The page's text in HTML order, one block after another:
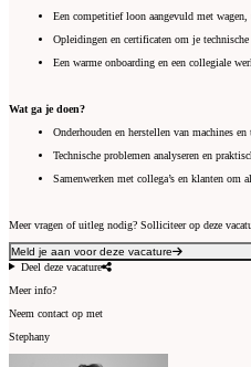
Een competitief loon aangevuld met wagen,
Opleidingen en certificaten om je
Een warme onboarding en een collegiale
Wat ga je doen?
Onderhouden en herstellen van machines
Technische problemen analyseren en
Samenwerken met collega’s en klanten om
Meer vragen of uitleg nodig? Solliciteer op deze
Meld je aan voor deze vacature
Deel deze vacature
Meer info?
Neem contact op met
Stephany